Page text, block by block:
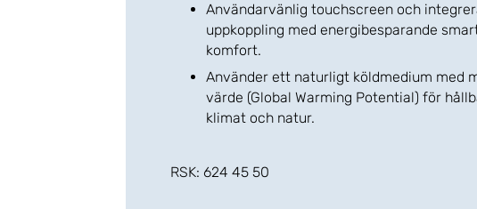
Användarvänlig touchscreen och
uppkoppling med energibesparande
komfort.
Använder ett naturligt köldmedium med
värde (Global Warming Potential) för
klimat och natur.
RSK: 624 45 50